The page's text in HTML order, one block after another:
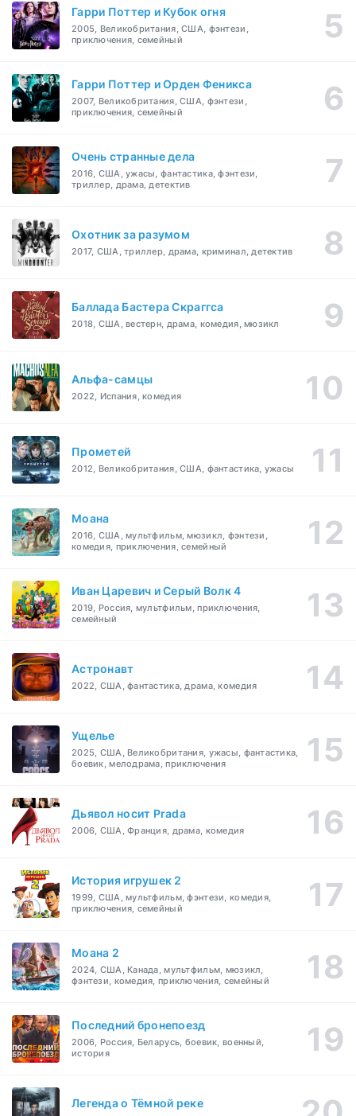
Гарри Поттер и Кубок огня
2005, Великобритания, США, фэнтези,
приключения, семейный
Гарри Поттер и Орден Феникса
2007, Великобритания, США, фэнтези,
приключения, семейный
Очень странные дела
2016, США, ужасы, фантастика, фэнтези,
триллер, драма, детектив
Охотник за разумом
2017, США, триллер, драма, криминал, детектив
Баллада Бастера Скраггса
2018, США, вестерн, драма, комедия, мюзикл
Альфа-самцы
2022, Испания, комедия
Прометей
2012, Великобритания, США, фантастика, ужасы
Моана
2016, США, мультфильм, мюзикл, фэнтези,
комедия, приключения, семейный
Иван Царевич и Серый Волк 4
2019, Россия, мультфильм, приключения,
семейный
Астронавт
2022, США, фантастика, драма, комедия
Ущелье
2025, США, Великобритания, ужасы, фантастика,
боевик, мелодрама, приключения
Дьявол носит Prada
2006, США, Франция, драма, комедия
История игрушек 2
1999, США, мультфильм, фэнтези, комедия,
приключения, семейный
Моана 2
2024, США, Канада, мультфильм, мюзикл,
фэнтези, комедия, приключения, семейный
Последний бронепоезд
2006, Россия, Беларусь, боевик, военный,
история
Легенда о Тёмной реке